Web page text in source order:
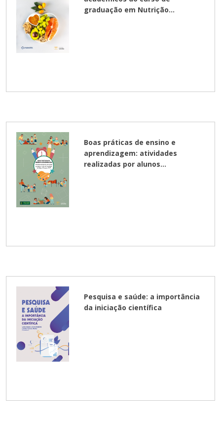
de Idiomas
Médicas
Conosco
& Você - Comunidade
Gustavo Adolfo
graduação em Nutrição...
Boas práticas de ensino e
aprendizagem: atividades
realizadas por alunos...
Pesquisa e saúde: a importância
da iniciação científica